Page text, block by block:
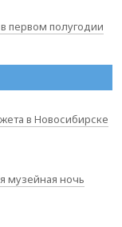
первом полугодии
в Новосибирске
музейная ночь